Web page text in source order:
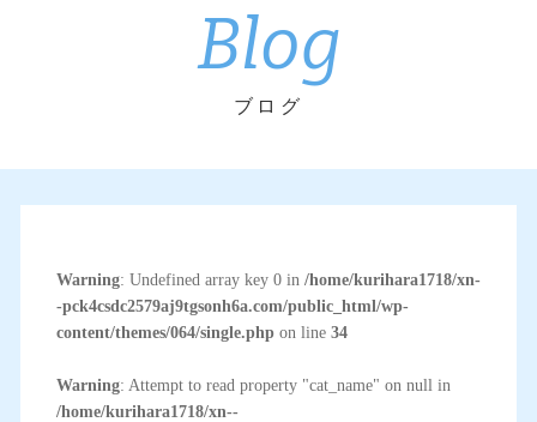
Blog
ブログ
Warning: Undefined array key 0 in /home/kurihara1718/xn-
-pck4csdc2579aj9tgsonh6a.com/public_html/wp-
content/themes/064/single.phpon line 34
Warning: Attempt to read property "cat_name" on null in
/home/kurihara1718/xn--